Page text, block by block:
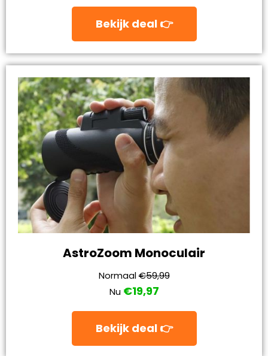
Bekijk deal 👉
AstroZoom Monoculair
Normaal€59,99
Nu €19,97
Bekijk deal 👉